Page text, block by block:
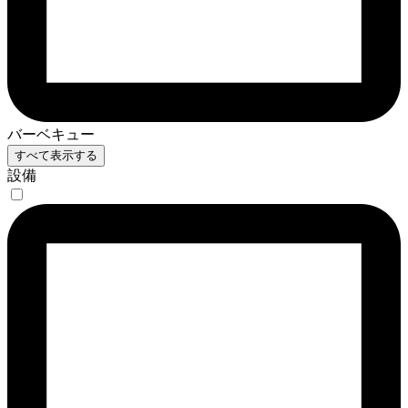
バーベキュー
すべて表示する
設備